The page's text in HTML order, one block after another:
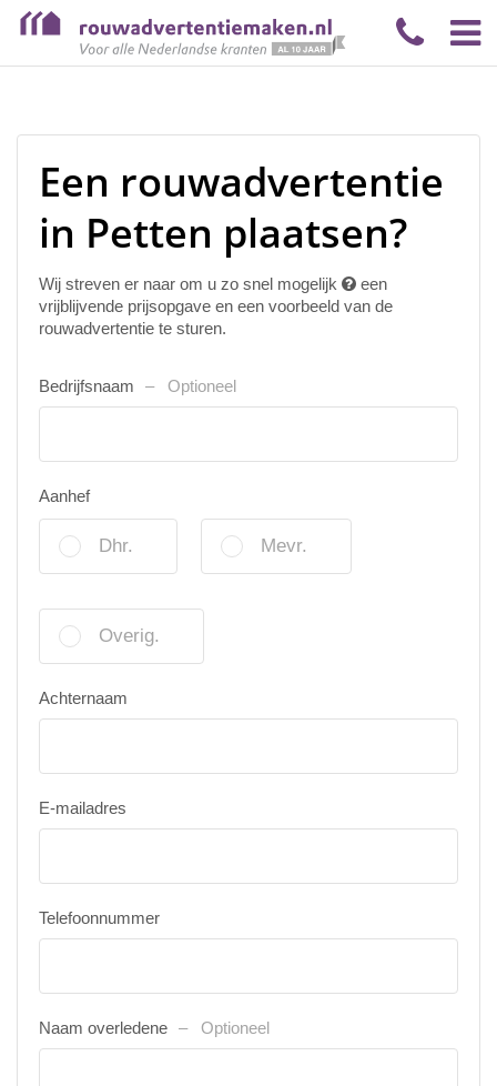
Een rouwadvertentie
in Petten plaatsen?
Wij streven er naar om u zo snel mogelijk
een
vrijblijvende prijsopgave en een voorbeeld van de
rouwadvertentie te sturen.
Bedrijfsnaam Optioneel
Aanhef
Dhr. Mevr.
Overig.
Achternaam
E-mailadres
Telefoonnummer
Naam overledene Optioneel